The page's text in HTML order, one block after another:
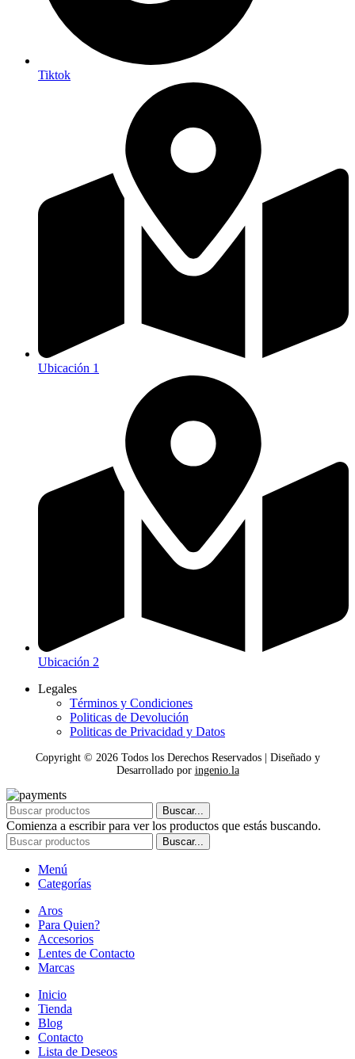
Tiktok
Ubicación 1
Ubicación 2
Legales
Términos y Condiciones
Politicas de Devolución
Politicas de Privacidad y Datos
Copyright © 2026Todos los Derechos Reservados | Diseñado y
Desarrollado por ingenio.la
Buscar...
Comienza a escribir para ver los productos que estás buscando.
Buscar...
Menú
Categorías
Aros
Para Quien?
Accesorios
Lentes de Contacto
Marcas
Inicio
Tienda
Blog
Contacto
Lista de Deseos